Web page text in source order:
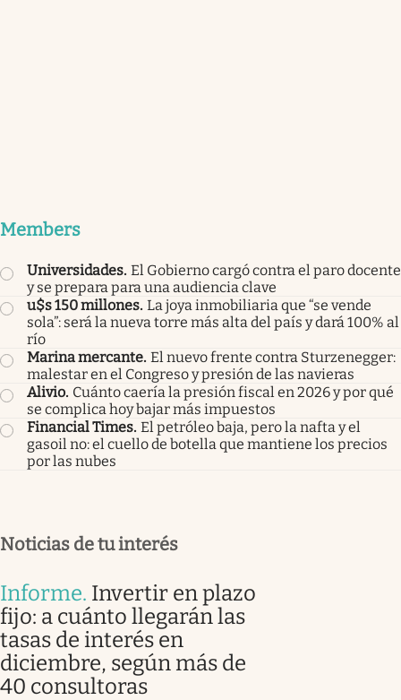
Members
Universidades. El Gobierno cargó contra el paro docente
y se prepara para una audiencia clave
u$s 150 millones. La joya inmobiliaria que “se vende
sola”: será la nueva torre más alta del país y dará 100% al
río
Marina mercante. El nuevo frente contra Sturzenegger:
malestar en el Congreso y presión de las navieras
Alivio. Cuánto caería la presión fiscal en 2026 y por qué
se complica hoy bajar más impuestos
Financial Times. El petróleo baja, pero la nafta y el
gasoil no: el cuello de botella que mantiene los precios
por las nubes
Noticias de tu interés
Informe. Invertir en plazo
fijo: a cuánto llegarán las
tasas de interés en
diciembre, según más de
40 consultoras